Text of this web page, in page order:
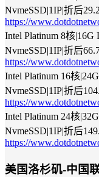
NvmeSSD|1IP|折后
https://
Intel Platinum 8核
NvmeSSD|1IP|折后
https://
Intel Platinum 16核
NvmeSSD|1IP|折后
https://
Intel Platinum 24核
NvmeSSD|1IP|折后
https://
美国洛杉矶-中国